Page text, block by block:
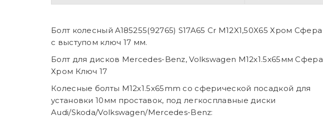
Болт колесный A185255(92765) S17A65 Cr M12X1,50X65 Хром Сфера
с выступом ключ 17 мм.
Болт для дисков Mercedes-Benz, Volkswagen М12x1.5x65мм Сфера
Хром Ключ 17
Колесные болты M12x1.5x65mm со сферической посадкой для
установки 10мм проставок, под легкосплавные диски
Audi/Skoda/Volkswagen/Mercedes-Benz: